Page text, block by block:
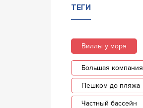
ТЕГИ
Виллы у моря
Большая компания
Пешком до пляжа
Частный бассейн